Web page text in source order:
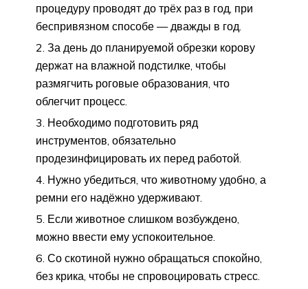
процедуру проводят до трёх раз в год, при
беспривязном способе — дважды в год.
За день до планируемой обрезки корову
держат на влажной подстилке, чтобы
размягчить роговые образования, что
облегчит процесс.
Необходимо подготовить ряд
инструментов, обязательно
продезинфицировать их перед работой.
Нужно убедиться, что животному удобно, а
ремни его надёжно удерживают.
Если животное слишком возбуждено,
можно ввести ему успокоительное.
Со скотиной нужно обращаться спокойно,
без крика, чтобы не спровоцировать стресс.